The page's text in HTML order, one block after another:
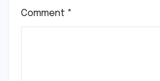
Comment *